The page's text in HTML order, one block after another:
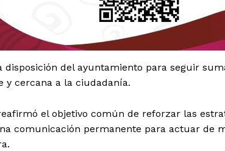
Luces
Del Siglo
disposición del ayuntamiento para seguir
y cercana a la ciudadanía.
el objetivo común de reforzar las
comunicación permanente para actuar de